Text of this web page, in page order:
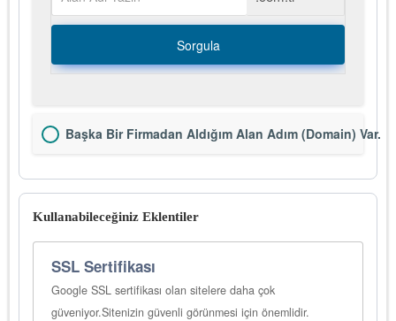
Sorgula
Başka Bir Firmadan Aldığım Alan Adım (Domain) Var.
Kullanabileceğiniz Eklentiler
SSL Sertifikası
Google SSL sertifikası olan sitelere daha çok
güveniyor.Sitenizin güvenli görünmesi için önemlidir.